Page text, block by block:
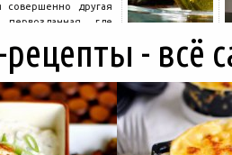
совершенно другая
где
в тени кедров, а
к местам, о которых
автобусный гид....
- всё